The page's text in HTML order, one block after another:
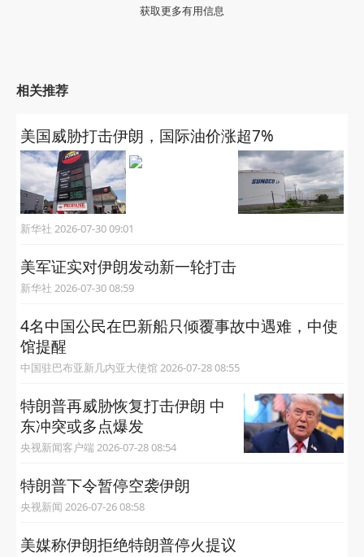
获取更多有用信息
相关推荐
美国威胁打击伊朗，国际油价涨超7%
新华社 2026-07-30 09:01
美军证实对伊朗发动新一轮打击
新华社 2026-07-30 08:59
4名中国公民在巴新船只倾覆事故中遇难，中使
馆提醒
中国驻巴布亚新几内亚大使馆 2026-07-28 08:55
特朗普再威胁恢复打击伊朗 中
东冲突或多点爆发
央视新闻客户端 2026-07-28 08:54
特朗普下令暂停空袭伊朗
央视新闻 2026-07-26 08:58
美媒称伊朗拒绝特朗普停火提议